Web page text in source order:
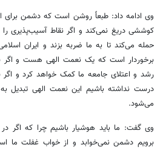
وی ادامه داد: طبعاً روشن است که دشمن برای
کوششی دریغ نمی‌کند و اگر نقاط آسیب‌پذیری
حمله می‌کند تا به ما ضربه بزند و ایران
برخوردار است که یک نعمت الهی هست و اگر
رشد و اعتلای جامعه ما کمک خواهد کرد و اگر
درست نداشته باشیم این نعمت الهی تبدیل
می‌شود.
وی گفت: ما باید هوشیار باشیم چرا که اگر
برویم دشمن نمی‌خوابد و از خواب غفلت ما